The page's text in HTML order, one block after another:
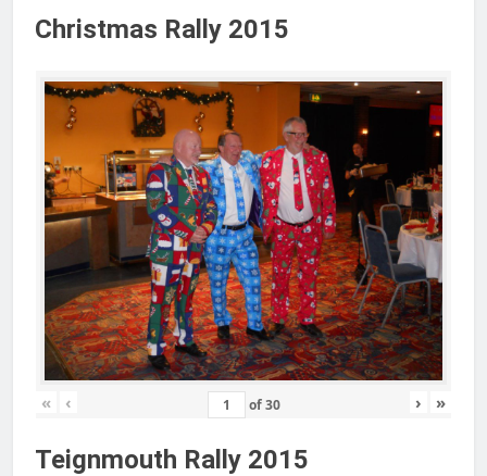
Christmas Rally 2015
« ‹ of30 › »
Teignmouth Rally 2015